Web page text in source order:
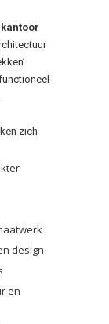
kantoor
zich
design
en